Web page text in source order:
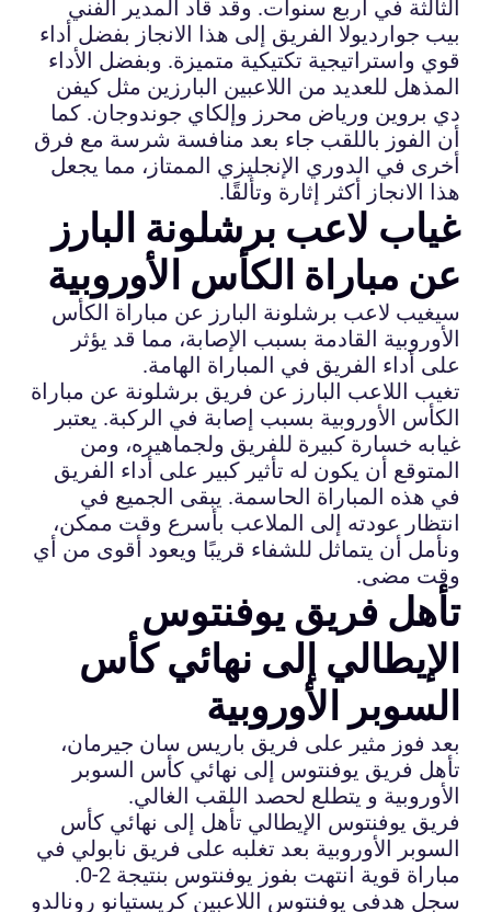
الثالثة في أربع سنوات. وقد قاد المدير الفني
بيب جوارديولا الفريق إلى هذا الانجاز بفضل أداء
قوي واستراتيجية تكتيكية متميزة. وبفضل الأداء
المذهل للعديد من اللاعبين البارزين مثل كيفن
دي بروين ورياض محرز وإلكاي جوندوجان. كما
أن الفوز باللقب جاء بعد منافسة شرسة مع فرق
أخرى في الدوري الإنجليزي الممتاز، مما يجعل
هذا الانجاز أكثر إثارة وتألقًا.
غياب لاعب برشلونة البارز
عن مباراة الكأس الأوروبية
سيغيب لاعب برشلونة البارز عن مباراة الكأس
الأوروبية القادمة بسبب الإصابة، مما قد يؤثر
على أداء الفريق في المباراة الهامة.
تغيب اللاعب البارز عن فريق برشلونة عن مباراة
الكأس الأوروبية بسبب إصابة في الركبة. يعتبر
غيابه خسارة كبيرة للفريق ولجماهيره، ومن
المتوقع أن يكون له تأثير كبير على أداء الفريق
في هذه المباراة الحاسمة. يبقى الجميع في
انتظار عودته إلى الملاعب بأسرع وقت ممكن،
ونأمل أن يتماثل للشفاء قريبًا ويعود أقوى من أي
وقت مضى.
تأهل فريق يوفنتوس
الإيطالي إلى نهائي كأس
السوبر الأوروبية
بعد فوز مثير على فريق باريس سان جيرمان،
تأهل فريق يوفنتوس إلى نهائي كأس السوبر
الأوروبية و يتطلع لحصد اللقب الغالي.
فريق يوفنتوس الإيطالي تأهل إلى نهائي كأس
السوبر الأوروبية بعد تغلبه على فريق نابولي في
مباراة قوية انتهت بفوز يوفنتوس بنتيجة 2-0.
سجل هدفي يوفنتوس اللاعبين كريستيانو رونالدو